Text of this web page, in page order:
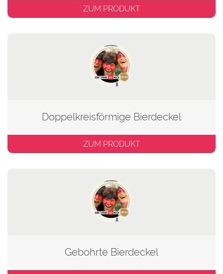
ZUM PRODUKT
Doppelkreisförmige Bierdeckel
ZUM PRODUKT
Gebohrte Bierdeckel